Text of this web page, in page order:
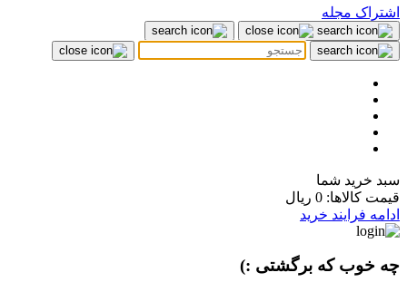
اشتراک مجله
سبد خرید شما
قیمت کالاها: 0 ریال
ادامه فرایند خرید
چه خوب که برگشتی :)